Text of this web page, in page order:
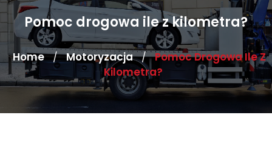
Pomoc drogowa ile z kilometra?
Home / Motoryzacja / Pomoc Drogowa Ile Z
Kilometra?